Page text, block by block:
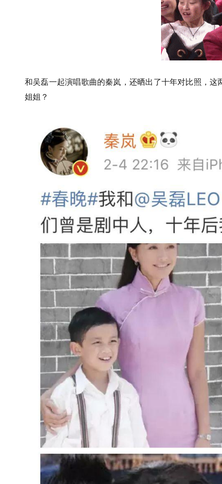
和吴磊一起演唱歌曲的秦岚，还晒出了十年对比照，
姐姐？